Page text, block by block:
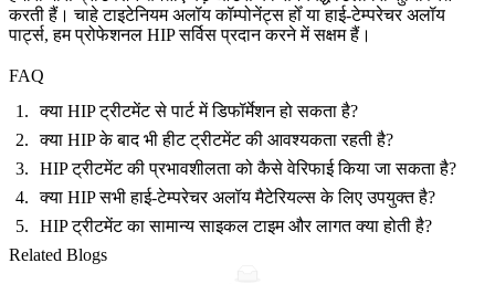
करती हैं। चाहेटाइटेनियम अलॉय कॉम्पोनेंट्सहोँ याहाई-टेम्परेचर अलॉय
पार्ट्स, हम प्रोफेशनल HIP सर्विस प्रदान करने में सक्षम हैं।
FAQ
क्या HIP ट्रीटमेंट से पार्ट में डिफॉर्मेशन हो सकता है?
क्या HIP के बाद भी हीट ट्रीटमेंट की आवश्यकता रहती है?
HIP ट्रीटमेंट की प्रभावशीलता को कैसे वेरिफाई किया जा सकता है?
क्या HIP सभी हाई-टेम्परेचर अलॉय मैटेरियल्स के लिए उपयुक्त है?
HIP ट्रीटमेंट का सामान्य साइकल टाइम और लागत क्या होती है?
Related Blogs